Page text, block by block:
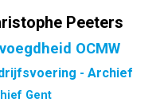
Peeters
OCMW
- Archief
Gent